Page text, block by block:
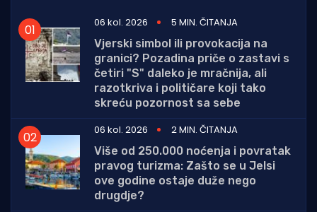
06 kol. 2026
5 MIN. ČITANJA
Vjerski simbol ili provokacija na
granici? Pozadina priče o zastavi s
četiri "S" daleko je mračnija, ali
razotkriva i političare koji tako
skreću pozornost sa sebe
06 kol. 2026
2 MIN. ČITANJA
Više od 250.000 noćenja i povratak
pravog turizma: Zašto se u Jelsi
ove godine ostaje duže nego
drugdje?